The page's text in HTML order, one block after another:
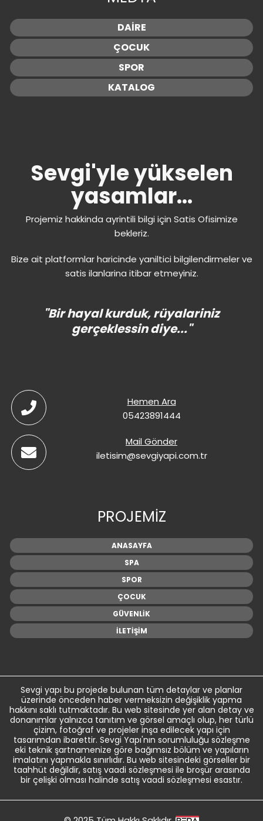
DAİRE
ÇOCUK
SPOR
KATALOG
Sevgi'yle yükselen
yasamlar...
Projemiz hakkinda ayrintili bilgi için Satis Ofisimize
bekleriz.
Bize ait platformlar haricinde yaniltici bilgilendirmeler ve
satis ilanlarina itibar etmeyiniz.
"Bir hayal kurduk, rüyalariniz
gerçeklessin diye..."
Hemen Ara
05423891444
Mail Gönder
iletisim@sevgiyapi.com.tr
PROJEMİZ
ANASAYFA
SPA
SPOR
ÇOCUK
GÜVENLİK
İLETİŞİM
Sevgi yapı bu projede bulunan tüm detaylar ve planlar
üzerinde önceden haber vermeksizin değişiklik yapma
hakkını saklı tutmaktadır. Bu web sitesinde yer alan detay ve
donanımlar yalnızca tanıtım ve görsel amaçlı olup, her türlü
çizim, fotoğraf ve projeler inşa edilecek yapı için
tasarımdan ibarettir. Sevgi Yapı'nın sorumluluğu sözleşme
eki teknik şartnamenize göre bağımsız bölüm ve yapıların
imalatını yapmakla sınırlıdır. Bu web sitesindeki görseller bir
taahhüt değildir, satış vaadi sözleşmesi ile broşür arasında
bir çelişki olması halinde satış vaadi sözleşmesi esastır.